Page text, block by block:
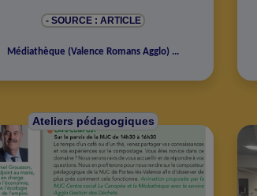
- SOURCE : ARTICLE
Médiathèque (Valence Romans Agglo) ...
Ateliers pédagogiques